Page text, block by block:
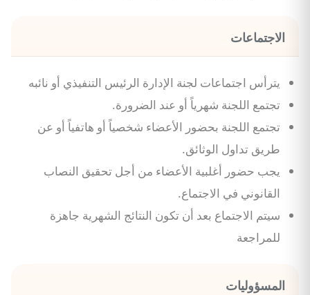
الاجتماعات
يترأس اجتماعات لجنة الإدارة الرئيس التنفيذي أو نائبه
تجتمع اللجنة شهرياً أو عند الضرورة.
تجتمع اللجنة بحضور الأعضاء شخصياً أو هاتفياً أو عن
طريق تداول الوثائق.
يجب حضور أغلبية الأعضاء من أجل تحقيق النصاب
القانوني في الاجتماع.
سيتم الاجتماع بعد أن تكون النتائج الشهرية جاهزة
للمراجعة
المسؤوليات